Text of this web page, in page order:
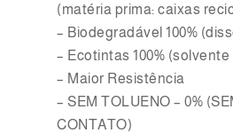
(matéria prima: caixas
– Biodegradável 100%
– Ecotintas 100% (solvente
– Maior Resistência
– SEM TOLUENO – 0%
CONTATO)